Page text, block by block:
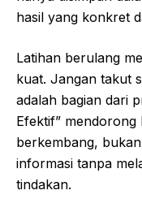
hasil yang konkret
Latihan berulang
kuat. Jangan takut
adalah bagian dari
Efektif”
berkembang,
informasi tanpa
tindakan.